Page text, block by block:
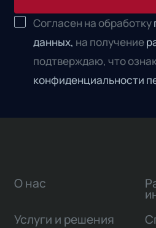
Согласен на обработку
данных, на получение
подтверждаю, что
конфиденциальности
О нас
Услуги и решения